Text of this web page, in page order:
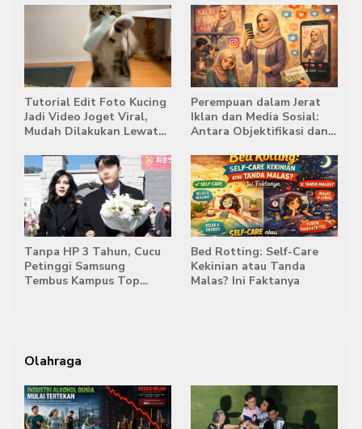
Tutorial Edit Foto Kucing
Jadi Video Joget Viral,
Mudah Dilakukan Lewat
Perempuan dalam Jerat
Iklan dan Media Sosial:
Antara Objektifikasi dan
Tanpa HP 3 Tahun, Cucu
Petinggi Samsung
Tembus Kampus Top
Bed Rotting: Self-Care
Kekinian atau Tanda
Malas? Ini Faktanya
Olahraga